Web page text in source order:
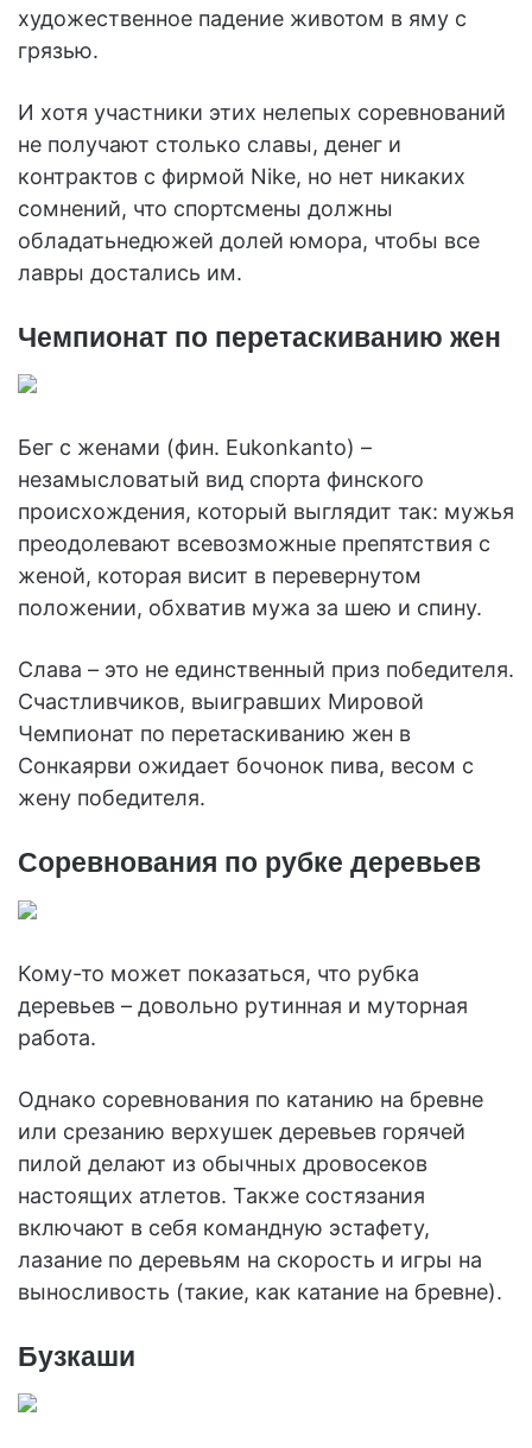
художественное падение животом в яму с
грязью.
И хотя участники этих нелепых соревнований
не получают столько славы, денег и
контрактов с фирмой Nike, но нет никаких
сомнений, что спортсмены должны
обладатьнедюжей долей юмора, чтобы все
лавры достались им.
Чемпионат по перетаскиванию жен
Бег с женами (фин. Еukonkanto) –
незамысловатый вид спорта финского
происхождения, который выглядит так: мужья
преодолевают всевозможные препятствия с
женой, которая висит в перевернутом
положении, обхватив мужа за шею и спину.
Слава – это не единственный приз победителя.
Счастливчиков, выигравших Мировой
Чемпионат по перетаскиванию жен в
Сонкаярви ожидает бочонок пива, весом с
жену победителя.
Соревнования по рубке деревьев
Кому-то может показаться, что рубка
деревьев – довольно рутинная и муторная
работа.
Однако соревнования по катанию на бревне
или срезанию верхушек деревьев горячей
пилой делают из обычных дровосеков
настоящих атлетов. Также состязания
включают в себя командную эстафету,
лазание по деревьям на скорость и игры на
выносливость (такие, как катание на бревне).
Бузкаши